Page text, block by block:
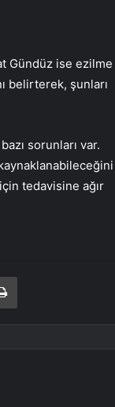
Gündüz ise ezilme
belirterek, şunları
sorunları var.
tedavisine ağır
Yazdır